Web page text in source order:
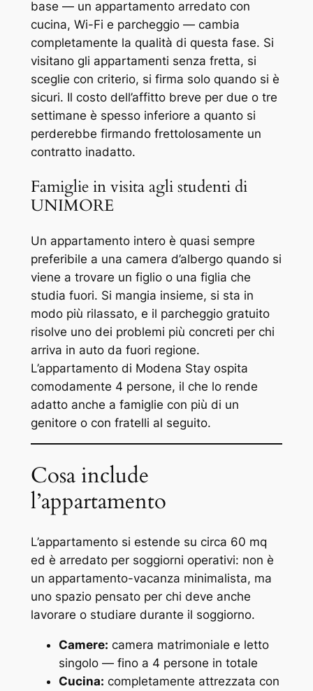
base — un appartamento arredato con
cucina, Wi-Fi e parcheggio — cambia
completamente la qualità di questa fase. Si
visitano gli appartamenti senza fretta, si
sceglie con criterio, si firma solo quando si è
sicuri. Il costo dell’affitto breve per due o tre
settimane è spesso inferiore a quanto si
perderebbe firmando frettolosamente un
contratto inadatto.
Famiglie in visita agli studenti di
UNIMORE
Un appartamento intero è quasi sempre
preferibile a una camera d’albergo quando si
viene a trovare un figlio o una figlia che
studia fuori. Si mangia insieme, si sta in
modo più rilassato, e il parcheggio gratuito
risolve uno dei problemi più concreti per chi
arriva in auto da fuori regione.
L’appartamento di Modena Stay ospita
comodamente 4 persone, il che lo rende
adatto anche a famiglie con più di un
genitore o con fratelli al seguito.
Cosa include
l’appartamento
L’appartamento si estende su circa 60 mq
ed è arredato per soggiorni operativi: non è
un appartamento-vacanza minimalista, ma
uno spazio pensato per chi deve anche
lavorare o studiare durante il soggiorno.
Camere: camera matrimoniale e letto
singolo — fino a 4 persone in totale
Cucina: completamente attrezzata con